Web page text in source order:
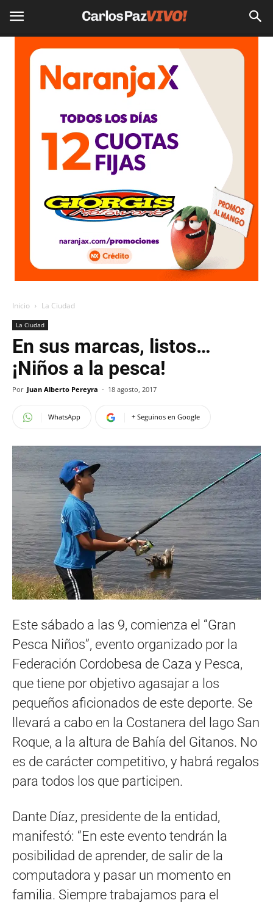
Inicio La Ciudad
La Ciudad
En sus marcas, listos…
¡Niños a la pesca!
Por Juan Alberto Pereyra - 18 agosto, 2017
WhatsApp + Seguinos en Google
Este sábado a las 9, comienza el “Gran
Pesca Niños”, evento organizado por la
Federación Cordobesa de Caza y Pesca,
que tiene por objetivo agasajar a los
pequeños aficionados de este deporte. Se
llevará a cabo en la Costanera del lago San
Roque, a la altura de Bahía del Gitanos. No
es de carácter competitivo, y habrá regalos
para todos los que participen.
Dante Díaz, presidente de la entidad,
manifestó: “En este evento tendrán la
posibilidad de aprender, de salir de la
computadora y pasar un momento en
familia. Siempre trabajamos para el